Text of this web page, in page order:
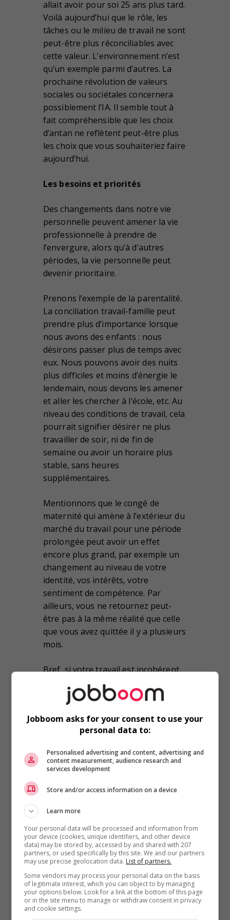
allait avoir pour soi 25 ans plus tard.
Voilà aujourd’hui que le rôle, les
tâches ou le milieu de travail ne sont
peut-être plus réconciliables avec
cette valeur. L’environnement n’est
qu’un exemple parmi d’autres. La
prochaine révolution de valeurs
sociales ou sociétales concernera
possiblement l’IA. Il semble tout à
fait compréhensible que les choix
d’antan ne reflètent peut-être plus
les choix que vous souhaiteriez faire
aujourd’hui.
Les besoins et priorités
Des changements dans notre vie
personnelle peuvent amener la vie
professionnelle à prendre de
l’envergure, alors qu’à d’autres
périodes, la vie personnelle peut
devenir prioritaire.
Prenons l’exemple de la parentalité.
La conciliation travail-famille peut
prendre plus d’importance lorsque
nous avons des enfants : nous
désirons passer plus de temps avec
eux. Nous pouvons avoir des nuits
plus difficiles et moins d’énergie le
lendemain, nous devons les amener
et aller les chercher à l’école, etc. Au
niveau des conditions de travail, cela
pourrait signifier désirer ne plus
travailler de soir, ni de fin de
semaine ou avoir un horaire plus
stable, sans heures
supplémentaires.
Mentionnons que le congé de
maternité qui amène à l’extérieur du
marché du travail pour une période
prolongée peut avoir un effet
encore plus grand, par exemple un
changement au niveau de votre
identité, vos intérêts, votre
sentiment de compétence. Par
ailleurs, vous ne retournez peut-
être pas à la même réalité que celle
que vous avez quittée il y a plusieurs
mois.
Bref, si votre travail est incohérent
avec cette nouvelle réalité, vous
pourriez considérer un changement
de cap afin de trouver un meilleur
équilibre selon vos nouveaux
besoins et priorités.
L’évolution et le développement
un impact sur la balance entre la vie
Prenons l’exemple de la transition
vers la retraite. Il est normal
d’expérimenter progressivement un
désinvestissement au niveau
professionnel et une propension à
réinvestir sa vie personnelle qui
Jobboom asks for your consent to use your
personal data to:
Personalised advertising and content, advertising and
content measurement, audience research and
services development
Store and/or access information on a device
Learn more
Your personal data will be processed and information from
your device (cookies, unique identifiers, and other device
data) may be stored by, accessed by and shared with 207
partners, or used specifically by this site. We and our partners
may use precise geolocation data. List of partners.
Some vendors may process your personal data on the basis
of legitimate interest, which you can object to by managing
your options below. Look for a link at the bottom of this page
or in the site menu to manage or withdraw consent in privacy
and cookie settings.